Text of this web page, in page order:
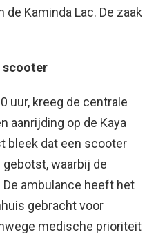
Kaminda Lac. De zaak
scooter
uur, kreeg de centrale
aanrijding op de Kaya
bleek dat een scooter
waarbij de
ambulance heeft het
gebracht voor
medische prioriteit